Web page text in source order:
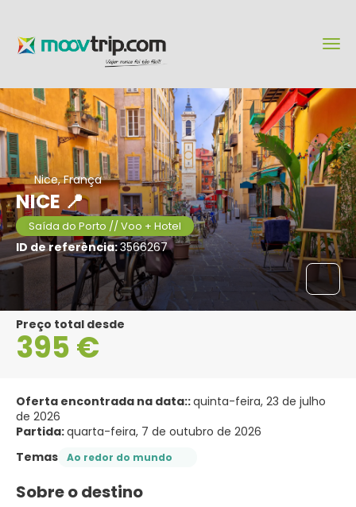
Nice, França
NICE 📍
Saída do Porto // Voo + Hotel
ID de referência:3566267
Preço total desde
395 €
Oferta encontrada na data::quinta-feira, 23 de julho
de 2026
Partida:quarta-feira, 7 de outubro de 2026
Temas
Ao redor do mundo
Sobre o destino